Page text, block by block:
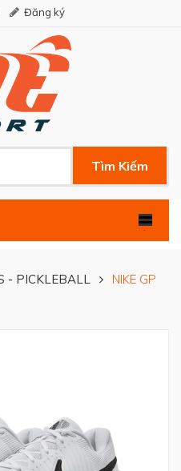
Đăng ký
Tìm Kiếm
.
- PICKLEBALL
NIKE GP